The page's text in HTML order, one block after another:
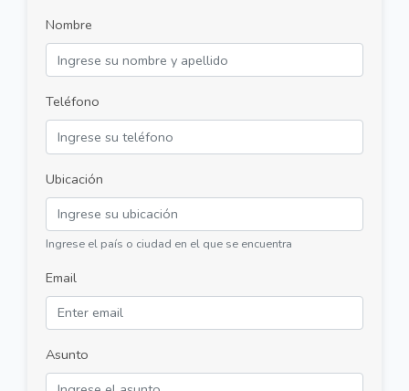
Nombre
Teléfono
Ubicación
Ingrese el país o ciudad en el que se encuentra
Email
Asunto